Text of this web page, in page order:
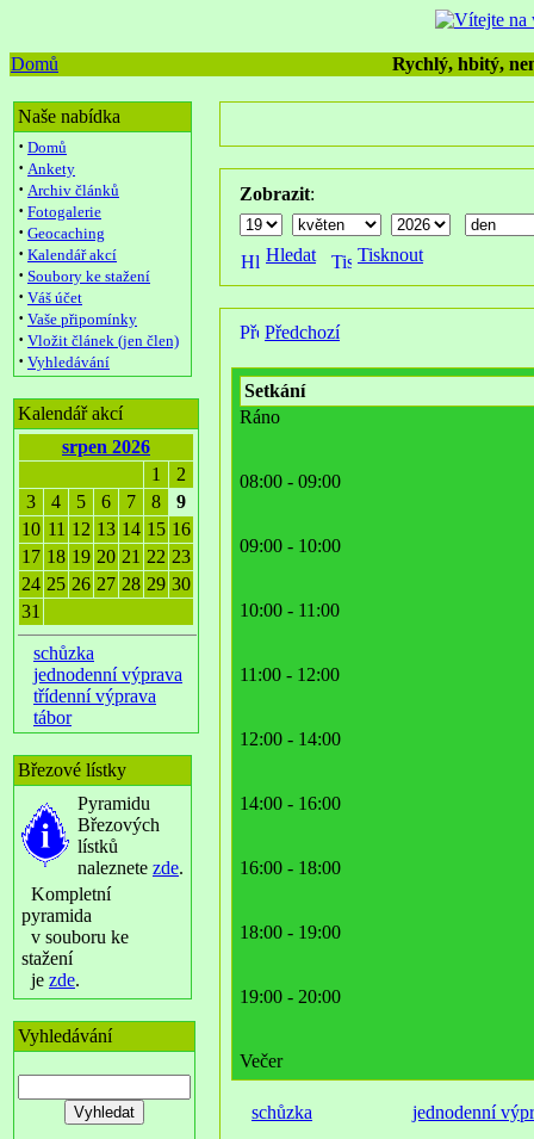
Domů Rychlý, hbitý,
Naše nabídka
· Domů
· Ankety
· Archiv článků
· Fotogalerie
· Geocaching
· Kalendář akcí
· Soubory ke stažení
· Váš účet
· Vaše připomínky
· Vložit článek (jen člen)
· Vyhledávání
Kalendář akcí
srpen 2026
1
2
3
4 5 6 7 8
9
10 11 12 13 14 15 16
17 18 19 20 21 22 23
24 25 26 27 28 29 30
31
schůzka
jednodenní výprava
třídenní výprava
tábor
Březové lístky
Pyramidu
Březových
lístků
naleznete zde.
Kompletní
pyramida
v souboru ke
stažení
je zde.
Vyhledávání
Zobrazit:
Hledat Tisknout
Předchozí
Setkání
Ráno
08:00 - 09:00
09:00 - 10:00
10:00 - 11:00
11:00 - 12:00
12:00 - 14:00
14:00 - 16:00
16:00 - 18:00
18:00 - 19:00
19:00 - 20:00
Večer
schůzka jednodenní